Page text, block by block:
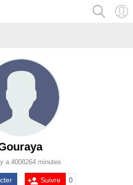
a 4008264 minutes
Suivre 0